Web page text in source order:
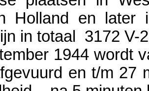
Holland en later
in totaal 3172 V-
1944 wordt
en t/m